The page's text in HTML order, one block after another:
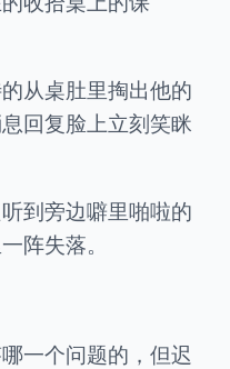
从桌肚里掏出他的
回复脸上立刻笑眯
到旁边噼里啪啦的
阵失落。
一个问题的，但迟